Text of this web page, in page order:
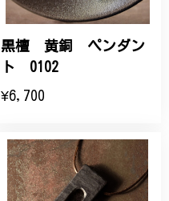
黒檀 黄銅 ペンダン
ト 0102
¥6,700